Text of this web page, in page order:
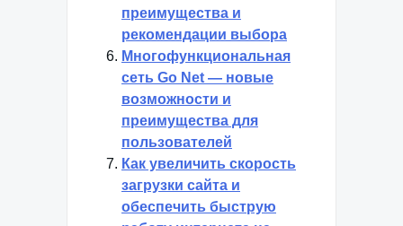
преимущества и
рекомендации выбора
Многофункциональная
сеть Go Net — новые
возможности и
преимущества для
пользователей
Как увеличить скорость
загрузки сайта и
обеспечить быструю